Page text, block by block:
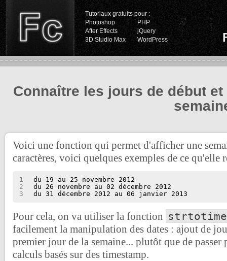
Tutoriaux gratuits pour :
Photoshop
PHP
After Effects
jQuery
3D Studio Max
WordPress
Connaître les jours de début et
Voici une fonction qui permet d'afficher une
caractères, voici quelques exemples de ce qu'elle
1
2
3
du 19 au 25 novembre 2012
du 26 novembre au 02 décembre 2012
du 31 décembre 2012 au 06 janvier 2013
Pour cela, on va utiliser la fonction strtotime
facilement la manipulation des dates : ajout de
premier jour de la semaine... plutôt que de passer
calculs basés sur des timestamp.